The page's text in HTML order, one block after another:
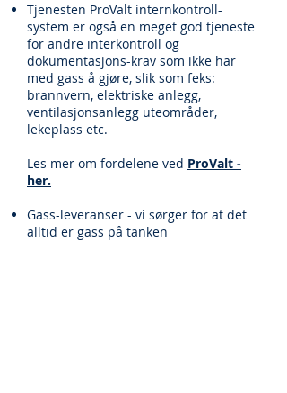
Tjenesten ProValt internkontroll-
system er også en meget god tjeneste
for andre interkontroll og
dokumentasjons-krav som ikke har
med gass å gjøre, slik som feks:
brannvern, elektriske anlegg,
ventilasjonsanlegg uteområder,
lekeplass etc.
Les mer om fordelene ved ProValt -
her.
Gass​-leveranser - vi sørger for at det
alltid er gass på tanken